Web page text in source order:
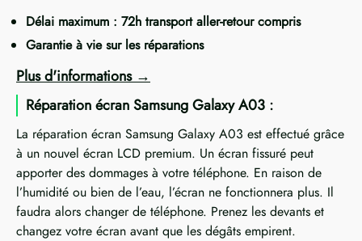
Délai maximum : 72h transport aller-retour compris
Garantie à vie sur les réparations
Plus d'informations
Réparation écran Samsung Galaxy A03 :
La réparation écran Samsung Galaxy A03 est effectué grâce
à un nouvel écran LCD premium. Un écran fissuré peut
apporter des dommages à votre téléphone. En raison de
l’humidité ou bien de l’eau, l’écran ne fonctionnera plus. Il
faudra alors changer de téléphone. Prenez les devants et
changez votre écran avant que les dégâts empirent.